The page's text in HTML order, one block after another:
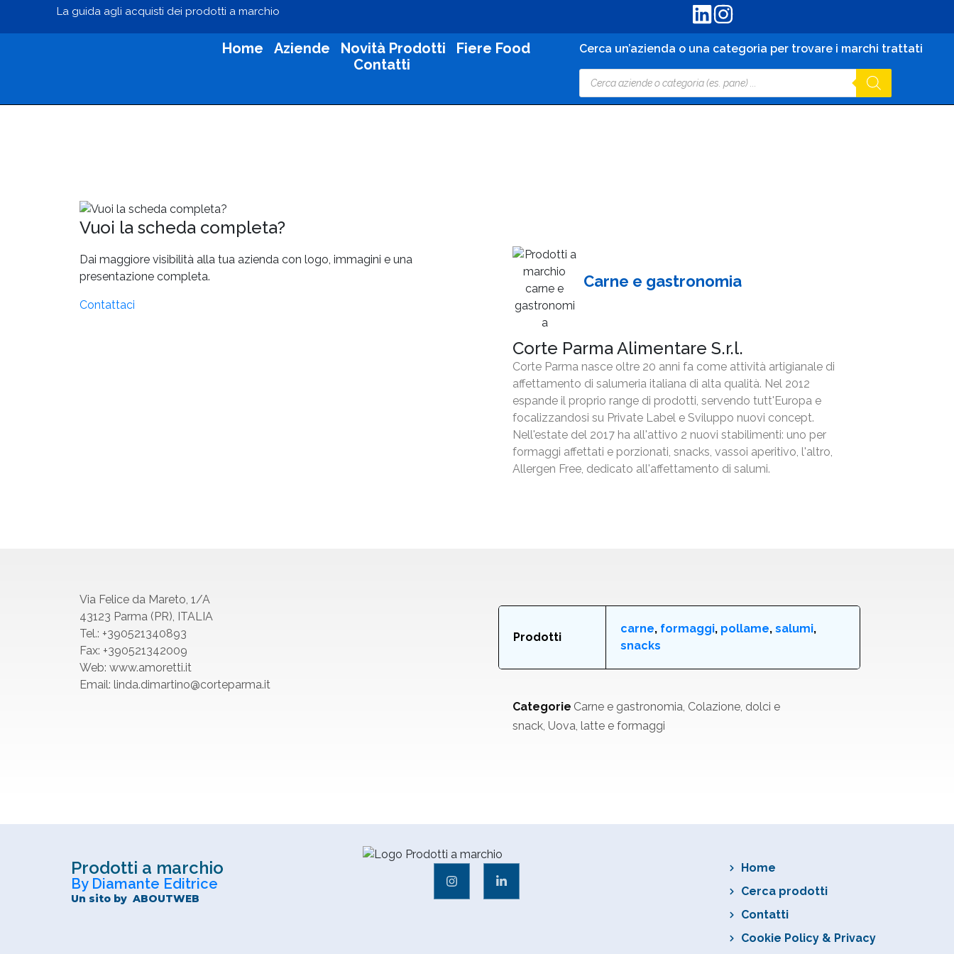
La guida agli acquisti dei prodotti a marchio
Home Aziende Novità Prodotti
Fiere Food
Contatti
Cerca un’azienda o una categoria per trovare i marchi trattati
Vuoi la scheda completa?
Dai maggiore visibilità alla tua azienda con logo, immagini e una
presentazione completa.
Contattaci
Carne e gastronomia
Corte Parma Alimentare S.r.l.
Corte Parma nasce oltre 20 anni fa come attività artigianale di
affettamento di salumeria italiana di alta qualità. Nel 2012
espande il proprio range di prodotti, servendo tutt'Europa e
focalizzandosi su Private Label e Sviluppo nuovi concept.
Nell'estate del 2017 ha all'attivo 2 nuovi stabilimenti: uno per
formaggi affettati e porzionati, snacks, vassoi aperitivo, l'altro,
Allergen Free, dedicato all'affettamento di salumi.
Via Felice da Mareto, 1/A
43123 Parma (PR), ITALIA
Tel.: +390521340893
Fax: +390521342009
Web: www.amoretti.it
Email: linda.dimartino@corteparma.it
Prodotti
carne, formaggi, pollame, salumi,
snacks
Categorie Carne e gastronomia, Colazione, dolci e
snack, Uova, latte e formaggi
Prodotti a marchio
By Diamante Editrice
Un sito by ABOUTWEB
Home
Cerca prodotti
Contatti
Cookie Policy & Privacy